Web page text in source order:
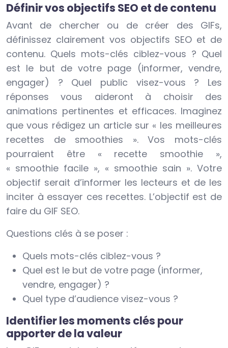
Définir vos objectifs SEO et de contenu
Avant de chercher ou de créer des GIFs,
définissez clairement vos objectifs SEO et de
contenu. Quels mots-clés ciblez-vous ? Quel
est le but de votre page (informer, vendre,
engager) ? Quel public visez-vous ? Les
réponses vous aideront à choisir des
animations pertinentes et efficaces. Imaginez
que vous rédigez un article sur « les meilleures
recettes de smoothies ». Vos mots-clés
pourraient être « recette smoothie »,
« smoothie facile », « smoothie sain ». Votre
objectif serait d’informer les lecteurs et de les
inciter à essayer ces recettes. L’objectif est de
faire du GIF SEO.
Questions clés à se poser :
Quels mots-clés ciblez-vous ?
Quel est le but de votre page (informer,
vendre, engager) ?
Quel type d’audience visez-vous ?
Identifier les moments clés pour
apporter de la valeur